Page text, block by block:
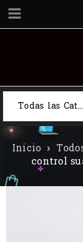
Todas las Categorias
Inicio ›
control